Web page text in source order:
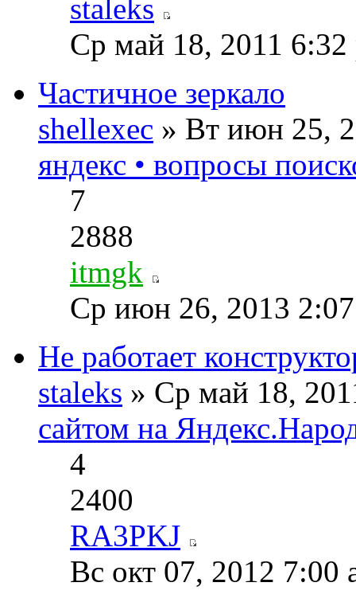
staleks
Ср май 18, 2011 6:32
Частичное зеркало
shellexec » Вт июн 25,
яндекс • вопросы
7
2888
itmgk
Ср июн 26, 2013
Не работает
staleks » Ср май 18,
сайтом на
4
2400
RA3PKJ
Вс окт 07, 2012 7:00